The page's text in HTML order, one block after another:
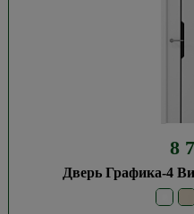
8
Дверь Графика-4